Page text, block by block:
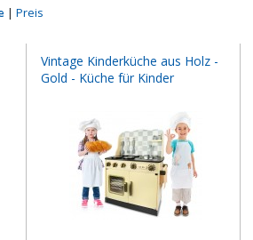
| Preis
Vintage Kinderküche aus Holz -
Gold - Küche für Kinder